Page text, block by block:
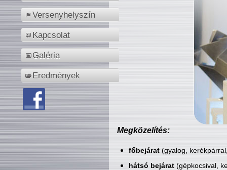
Versenyhelyszín
Kapcsolat
Galéria
Eredmények
Megközelítés:
főbejárat(gyalog,
hátsó bejárat(gépkocsival,